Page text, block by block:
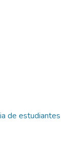
de estudiantes